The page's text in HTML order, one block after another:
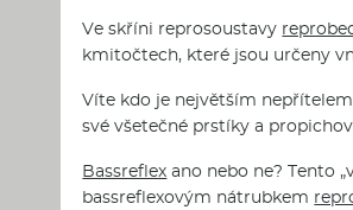
Ve skříni reprosoustavy
kmitočtech, které jsou určeny
Víte kdo je největším
své všetečné prstíky a
Bassreflex ano nebo ne? Tento
bassreflexovým nátrubkem